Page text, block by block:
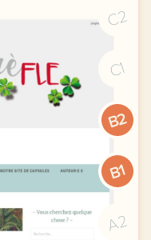
C2
C1
B2
B1
A2